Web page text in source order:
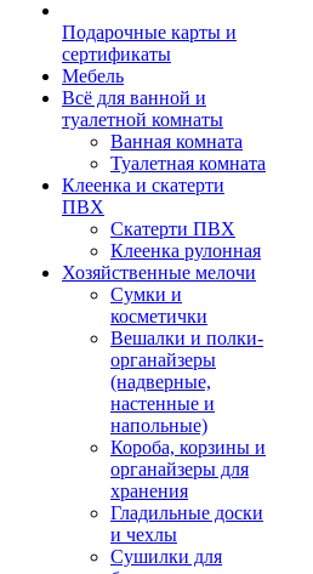
Подарочные карты и
сертификаты
Мебель
Всё для ванной и
туалетной комнаты
Ванная комната
Туалетная комната
Клеенка и скатерти
ПВХ
Скатерти ПВХ
Клеенка рулонная
Хозяйственные мелочи
Сумки и
косметички
Вешалки и полки-
органайзеры
(надверные,
настенные и
напольные)
Короба, корзины и
органайзеры для
хранения
Гладильные доски
и чехлы
Сушилки для